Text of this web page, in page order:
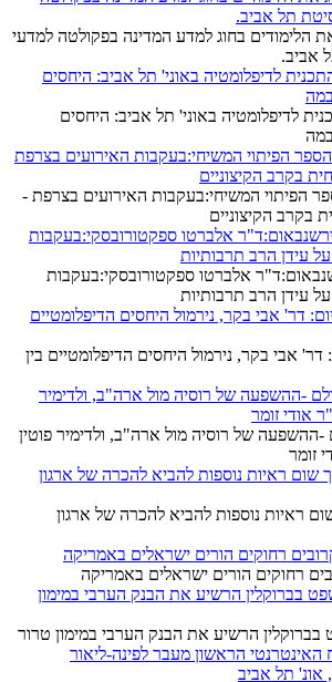
את הלימודים בחוג למדע המדינה בפקולטה למדעי
אביב.
לדיפלומטיה באוני' תל אביב: היחסים
הפיתוי המשיחי:בעקבות האירועים בצרפת -
בקרב הקיצוניים
קירשנבאום:ד"ר אלברטו ספקטורובסקי:בעקבות
עידן הרב תרבותיות
דר' אבי בקר, נירמול היחסים הדיפלומטיים בין
2014 בעולם -ההשפעה של רוסיה מול ארה"ב, ולדימיר פוטין
זומר
ראיות נוספות להביא להכרה של ארגון
רחוקים הורים ישראלים באמריקה
בברוקלין הרשיע את הבנק הערבי במימון טרור